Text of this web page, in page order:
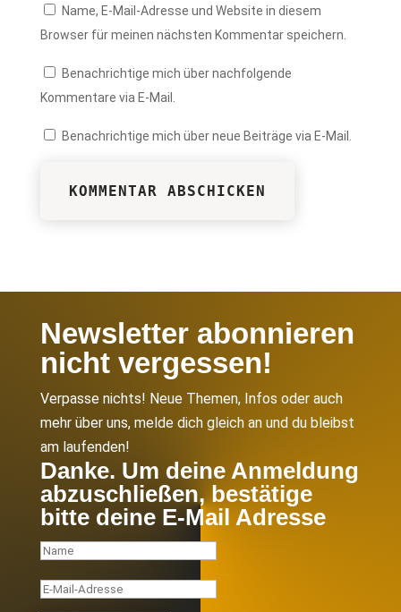
Name, E-Mail-Adresse und Website in diesem
Browser für meinen nächsten Kommentar speichern.
Benachrichtige mich über nachfolgende
Kommentare via E-Mail.
Benachrichtige mich über neue Beiträge via E-Mail.
KOMMENTAR ABSCHICKEN
Newsletter abonnieren
nicht vergessen!
Verpasse nichts! Neue Themen, Infos oder auch
mehr über uns, melde dich gleich an und du bleibst
am laufenden!
Danke. Um deine Anmeldung
abzuschließen, bestätige
bitte deine E-Mail Adresse